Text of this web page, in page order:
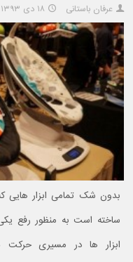
عرفان باستانی ۱۸ دی ۱۳۹۳ ساعت ۱۸:۰۱
بدون شک تمامی ابزار هایی
ساخته است به منظور رفع
ابزار ها در مسیری حرکت